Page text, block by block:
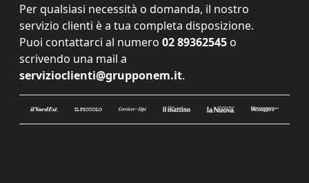
Per qualsiasi necessità o domanda, il nostro
servizio clienti è a tua completa disposizione.
Puoi contattarci al numero 02 89362545 o
scrivendo una mail a
servizioclienti@grupponem.it.